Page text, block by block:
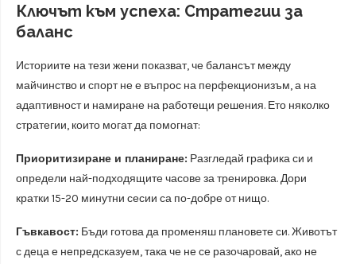
Ключът към успеха: Стратегии за
баланс
Историите на тези жени показват, че балансът между
майчинство и спорт не е въпрос на перфекционизъм, а на
адаптивност и намиране на работещи решения. Ето няколко
стратегии, които могат да помогнат:
Приоритизиране и планиране: Разгледай графика си и
определи най-подходящите часове за тренировка. Дори
кратки 15-20 минутни сесии са по-добре от нищо.
Гъвкавост: Бъди готова да променяш плановете си. Животът
с деца е непредсказуем, така че не се разочаровай, ако не